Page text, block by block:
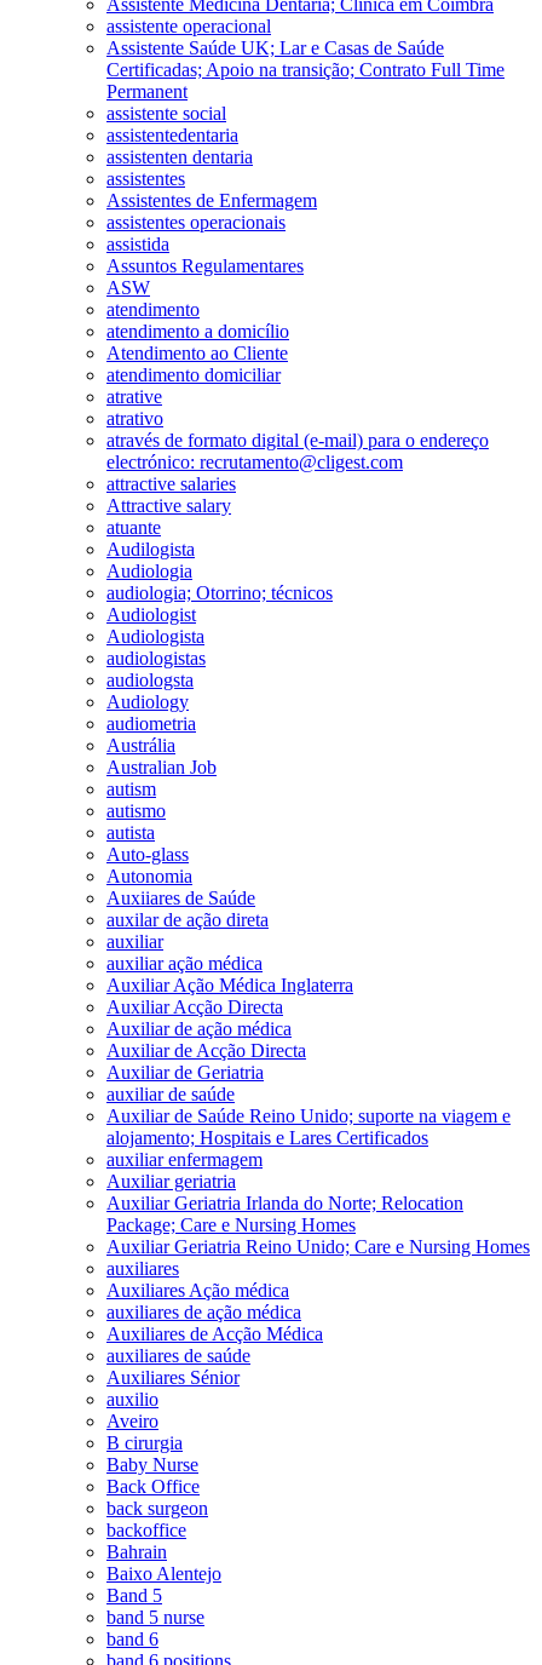
assistente operacional
Assistente Saúde UK; Lar e Casas de Saúde
Certificadas; Apoio na transição; Contrato Full Time
Permanent
assistente social
assistentedentaria
assistenten dentaria
assistentes
Assistentes de Enfermagem
assistentes operacionais
assistida
Assuntos Regulamentares
ASW
atendimento
atendimento a domicílio
Atendimento ao Cliente
atendimento domiciliar
atrative
atrativo
através de formato digital (e-mail) para o endereço
electrónico: recrutamento@cligest.com
attractive salaries
Attractive salary
atuante
Audilogista
Audiologia
audiologia; Otorrino; técnicos
Audiologist
Audiologista
audiologistas
audiologsta
Audiology
audiometria
Austrália
Australian Job
autism
autismo
autista
Auto-glass
Autonomia
Auxiiares de Saúde
auxilar de ação direta
auxiliar
auxiliar ação médica
Auxiliar Ação Médica Inglaterra
Auxiliar Acção Directa
Auxiliar de ação médica
Auxiliar de Acção Directa
Auxiliar de Geriatria
auxiliar de saúde
Auxiliar de Saúde Reino Unido; suporte na viagem e
alojamento; Hospitais e Lares Certificados
auxiliar enfermagem
Auxiliar geriatria
Auxiliar Geriatria Irlanda do Norte; Relocation
Package; Care e Nursing Homes
Auxiliar Geriatria Reino Unido; Care e Nursing Homes
auxiliares
Auxiliares Ação médica
auxiliares de ação médica
Auxiliares de Acção Médica
auxiliares de saúde
Auxiliares Sénior
auxilio
Aveiro
B cirurgia
Baby Nurse
Back Office
back surgeon
backoffice
Bahrain
Baixo Alentejo
Band 5
band 5 nurse
band 6
band 6 positions